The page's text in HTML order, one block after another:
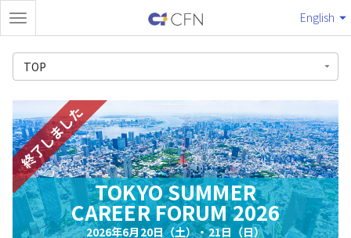
English
TOP
終了しました
TOKYO SUMMER
CAREER FORUM 2026
2026年6月20日（土）・21日（日）